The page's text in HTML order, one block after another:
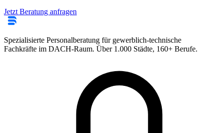
Jetzt Beratung anfragen
Spezialisierte Personalberatung für gewerblich-technische
Fachkräfte im DACH-Raum. Über 1.000 Städte, 160+ Berufe.